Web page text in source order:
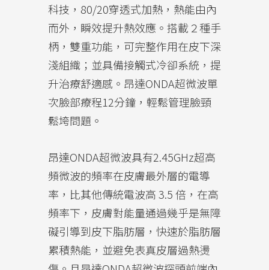
科技，80/20穿透式加熱，熱能由內
而外，瞬效提升熱效應。搭載２種手
柄，雙重功能，可完整作用在皮下深
淺組織；並具備接觸式冷卻系統，提
升治療舒適感。昂達ONDA超微波單
次臉部療程12分鐘，輕鬆管理臉頸
鬆垮問題。
昂達ONDA超微波具有2.45GHz超高
頻微波的頻率在皮膚最外層的電導
率，比其他傳統電波高 3.5 倍，在高
頻率下，皮膚對能量通過幾乎是無障
礙引導到皮下脂肪層，快速於脂肪層
累積熱能，並避免表真皮層過熱燙